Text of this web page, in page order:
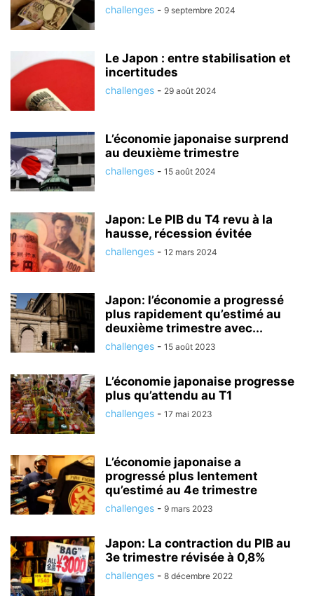
challenges - 9 septembre 2024
Le Japon : entre stabilisation et
incertitudes
challenges - 29 août 2024
L’économie japonaise surprend
au deuxième trimestre
challenges - 15 août 2024
Japon: Le PIB du T4 revu à la
hausse, récession évitée
challenges - 12 mars 2024
Japon: l’économie a progressé
plus rapidement qu’estimé au
deuxième trimestre avec...
challenges - 15 août 2023
L’économie japonaise progresse
plus qu’attendu au T1
challenges - 17 mai 2023
L’économie japonaise a
progressé plus lentement
qu’estimé au 4e trimestre
challenges - 9 mars 2023
Japon: La contraction du PIB au
3e trimestre révisée à 0,8%
challenges - 8 décembre 2022